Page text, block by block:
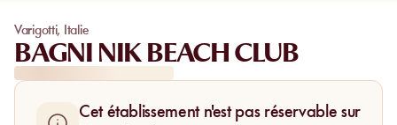
Varigotti, Italie
BAGNI NIK BEACH CLUB
Cet établissement n'est pas réservable sur